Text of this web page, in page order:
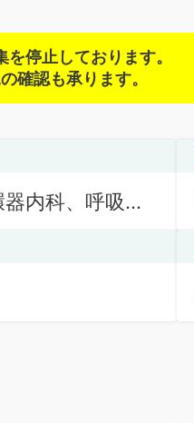
停止しております。
確認も承ります。
内科、呼吸器